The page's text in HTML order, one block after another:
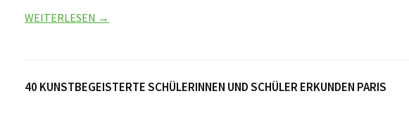
WEITERLESEN →
40 KUNSTBEGEISTERTE SCHÜLERINNEN UND SCHÜLER ERKUNDEN PARIS